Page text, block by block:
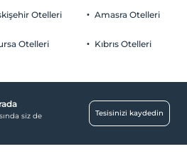
Halka Açık Otopark
ücretsizdir.
Otelleri
Otelleri
Amasra Otelleri
Kıbrıs Otelleri
siz de
Tesisinizi kaydedin